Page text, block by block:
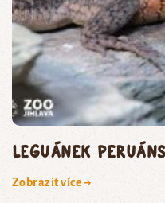
leguánek
Zobrazit více →